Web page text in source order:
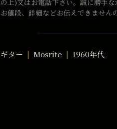
の上)又はお電話下さい。誠に勝手
お値段、詳細などお伝えできません
ギター Mosrite 1960年代